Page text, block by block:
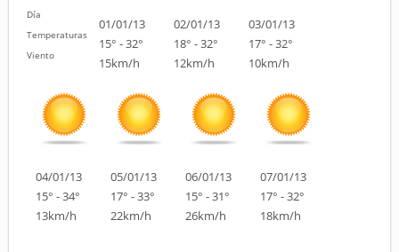
Día
Temperaturas
Viento
01/01/13
15° - 32°
15km/h
02/01/13
18° - 32°
12km/h
03/01/13
17° - 32°
10km/h
04/01/13
15° - 34°
13km/h
05/01/13
17° - 33°
22km/h
06/01/13
15° - 31°
26km/h
07/01/13
17° - 32°
18km/h